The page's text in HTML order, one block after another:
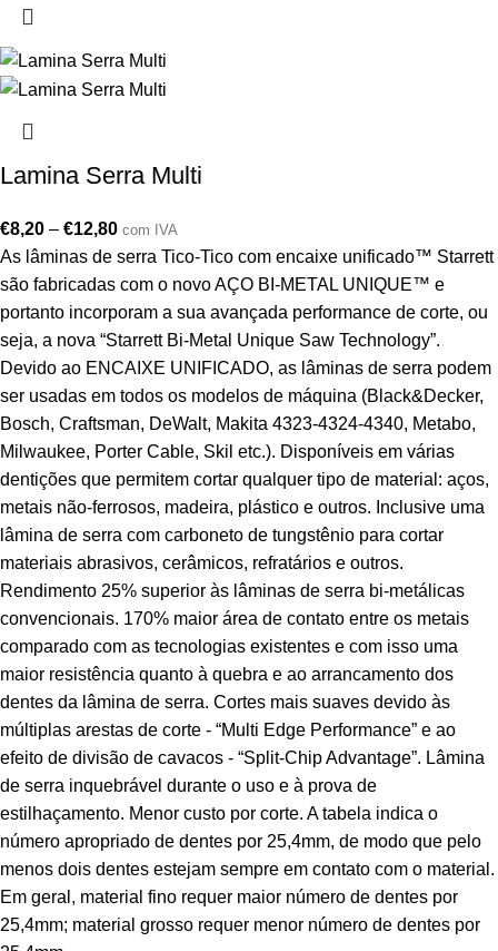
Lamina Serra Multi
€8,20 – €12,80 com IVA
As lâminas de serra Tico-Tico com encaixe unificado™ Starrett
são fabricadas com o novo AÇO BI-METAL UNIQUE™ e
portanto incorporam a sua avançada performance de corte, ou
seja, a nova “Starrett Bi-Metal Unique Saw Technology”.
Devido ao ENCAIXE UNIFICADO, as lâminas de serra podem
ser usadas em todos os modelos de máquina (Black&Decker,
Bosch, Craftsman, DeWalt, Makita 4323-4324-4340, Metabo,
Milwaukee, Porter Cable, Skil etc.). Disponíveis em várias
dentições que permitem cortar qualquer tipo de material: aços,
metais não-ferrosos, madeira, plástico e outros. Inclusive uma
lâmina de serra com carboneto de tungstênio para cortar
materiais abrasivos, cerâmicos, refratários e outros.
Rendimento 25% superior às lâminas de serra bi-metálicas
convencionais. 170% maior área de contato entre os metais
comparado com as tecnologias existentes e com isso uma
maior resistência quanto à quebra e ao arrancamento dos
dentes da lâmina de serra. Cortes mais suaves devido às
múltiplas arestas de corte - “Multi Edge Performance” e ao
efeito de divisão de cavacos - “Split-Chip Advantage”. Lâmina
de serra inquebrável durante o uso e à prova de
estilhaçamento. Menor custo por corte. A tabela indica o
número apropriado de dentes por 25,4mm, de modo que pelo
menos dois dentes estejam sempre em contato com o material.
Em geral, material fino requer maior número de dentes por
25,4mm; material grosso requer menor número de dentes por